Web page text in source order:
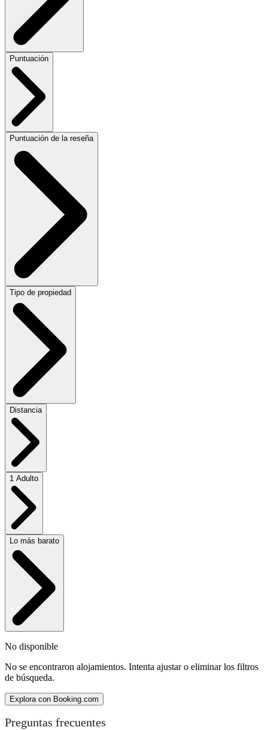
Puntuación
Puntuación de la reseña
Tipo de propiedad
Distancia
1 Adulto
Lo más barato
No disponible
No se encontraron alojamientos. Intenta ajustar o eliminar los filtros
de búsqueda.
Explora con Booking.com
Preguntas frecuentes